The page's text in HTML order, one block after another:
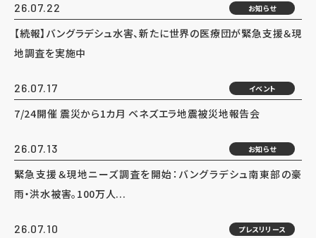
26.07.22 お知らせ
【続報】バングラデシュ水害、新たに世界の医療団が緊急支援＆現
地調査を実施中
26.07.17 イベント
7/24開催 震災から1カ月 ベネズエラ地震被災地報告会
26.07.13 お知らせ
緊急支援＆現地ニーズ調査を開始：バングラデシュ南東部の豪
雨・洪水被害。100万人...
26.07.10 プレスリリース